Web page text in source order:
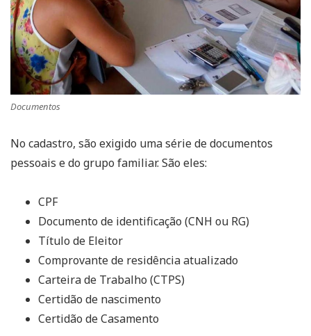
Documentos
No cadastro, são exigido uma série de documentos
pessoais e do grupo familiar. São eles:
CPF
Documento de identificação (CNH ou RG)
Título de Eleitor
Comprovante de residência atualizado
Carteira de Trabalho (CTPS)
Certidão de nascimento
Certidão de Casamento